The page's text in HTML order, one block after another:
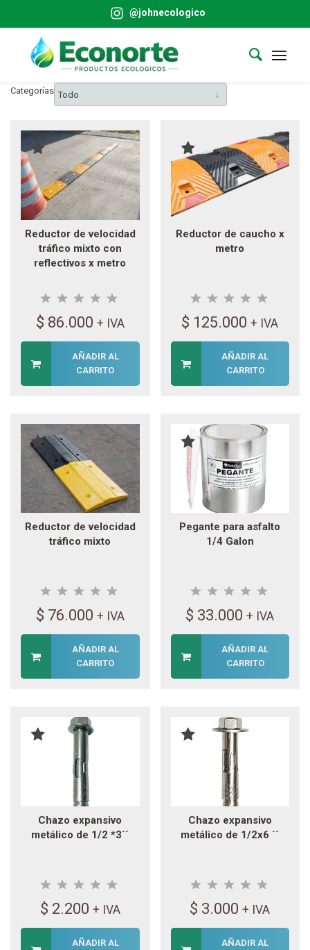
@johnecologico
Categorías Todo
Reductor de velocidad
tráfico mixto con
reflectivos x metro
$ 86.000 + IVA
AÑADIR AL
CARRITO
Reductor de caucho x
metro
$ 125.000 + IVA
AÑADIR AL
CARRITO
Reductor de velocidad
tráfico mixto
$ 76.000 + IVA
AÑADIR AL
CARRITO
Pegante para asfalto
1/4 Galon
$ 33.000 + IVA
AÑADIR AL
CARRITO
Chazo expansivo
metálico de 1/2 *3´´
$ 2.200 + IVA
AÑADIR AL
Chazo expansivo
metálico de 1/2x6 ´´
$ 3.000 + IVA
AÑADIR AL